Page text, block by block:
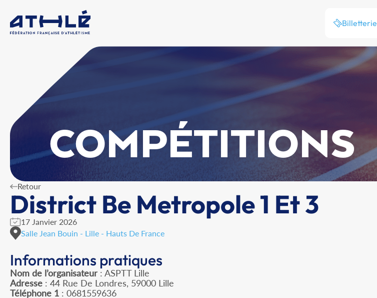
Billetterie
COMPÉTITIONS
Retour
District Be Metropole 1 Et 3
17 Janvier 2026
Salle Jean Bouin - Lille - Hauts De France
Informations pratiques
Nom de l’organisateur : ASPTT Lille
Adresse : 44 Rue De Londres, 59000 Lille
Téléphone 1 : 0681559636